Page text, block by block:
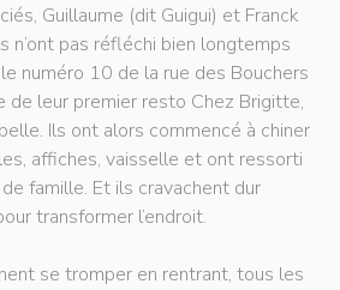
Guillaume (dit Guigui) et Franck
n’ont pas réfléchi bien longtemps
numéro 10 de la rue des Bouchers
de leur premier resto Chez Brigitte,
Ils ont alors commencé à chiner
affiches, vaisselle et ont ressorti
famille. Et ils cravachent dur
transformer l’endroit.
se tromper en rentrant, tous les